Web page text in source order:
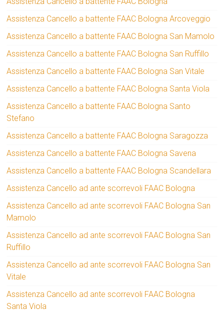
Assistenza Cancello a battente FAAC Bologna Arcoveggio
Assistenza Cancello a battente FAAC Bologna San Mamolo
Assistenza Cancello a battente FAAC Bologna San Ruffillo
Assistenza Cancello a battente FAAC Bologna San Vitale
Assistenza Cancello a battente FAAC Bologna Santa Viola
Assistenza Cancello a battente FAAC Bologna Santo
Stefano
Assistenza Cancello a battente FAAC Bologna Saragozza
Assistenza Cancello a battente FAAC Bologna Savena
Assistenza Cancello a battente FAAC Bologna Scandellara
Assistenza Cancello ad ante scorrevoli FAAC Bologna
Assistenza Cancello ad ante scorrevoli FAAC Bologna San
Mamolo
Assistenza Cancello ad ante scorrevoli FAAC Bologna San
Ruffillo
Assistenza Cancello ad ante scorrevoli FAAC Bologna San
Vitale
Assistenza Cancello ad ante scorrevoli FAAC Bologna
Santa Viola